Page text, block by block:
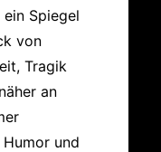
Spiegel
von
Tragik
an
und